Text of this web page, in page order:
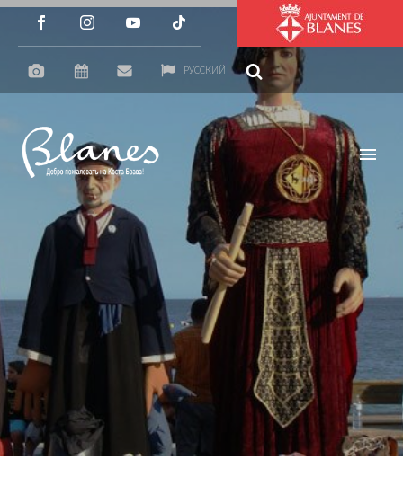
РУССКИЙ